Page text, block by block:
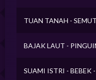
TUAN TANAH -
BAJAK LAUT -
SUAMI ISTRI - BEBEK